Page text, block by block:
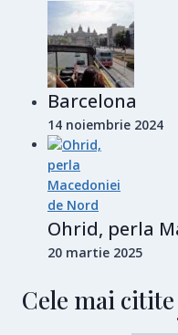
Barcelona
14 noiembrie 2024
Ohrid, perla
20 martie 2025
Cele mai